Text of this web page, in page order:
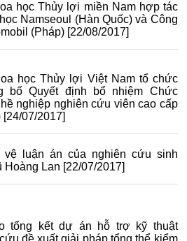
học Thủy lợi miền Nam hợp tác
Namseoul (Hàn Quốc) và Công
(Pháp) [22/08/2017]
học Thủy lợi Việt Nam tổ chức
bố Quyết định bổ nhiệm Chức
nghiệp nghiên cứu viên cao cấp
[24/07/2017]
vệ luận án của nghiên cứu sinh
Hoàng Lan [22/07/2017]
tổng kết dự án hỗ trợ kỹ thuật
đề xuất giải pháp tổng thể kiểm